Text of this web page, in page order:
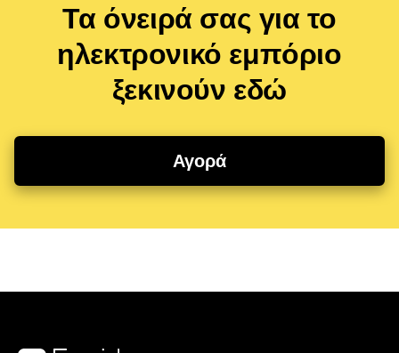
Τα όνειρά σας για το
ηλεκτρονικό εμπόριο
ξεκινούν εδώ
Αγορά